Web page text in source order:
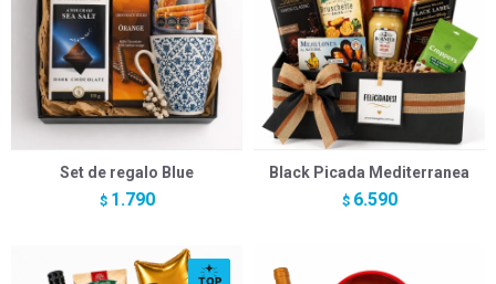
Set de regalo Blue
$ 1.790
Black Picada Mediterranea
$ 6.590